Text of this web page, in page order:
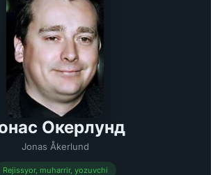
Окерлунд
Jonas Åkerlund
Rejissyor, muharrir, yozuvchi